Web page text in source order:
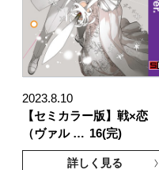
2023.8.10
【セミカラー版】戦×恋
（ヴァル … 16(完)
詳しく見る